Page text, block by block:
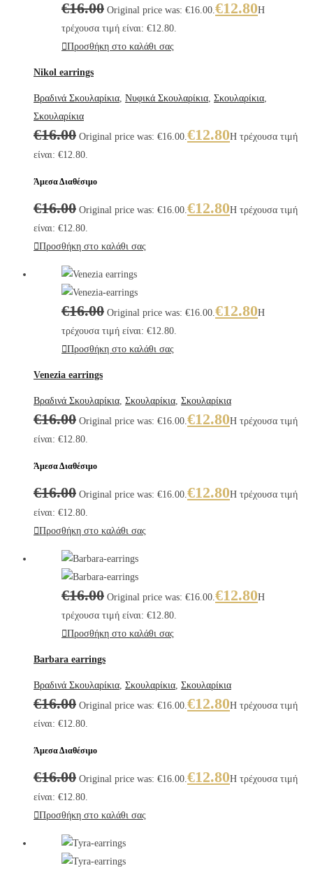
€16.00 Original price was: €16.00.€12.80Η
τρέχουσα τιμή είναι: €12.80.
Προσθήκη στο καλάθι σας
Nikol earrings
Βραδινά Σκουλαρίκια, Νυφικά Σκουλαρίκια, Σκουλαρίκια,
Σκουλαρίκια
€16.00 Original price was: €16.00.€12.80Η τρέχουσα τιμή
είναι: €12.80.
Άμεσα Διαθέσιμο
€16.00 Original price was: €16.00.€12.80Η τρέχουσα τιμή
είναι: €12.80.
Προσθήκη στο καλάθι σας
€16.00 Original price was: €16.00.€12.80Η
τρέχουσα τιμή είναι: €12.80.
Προσθήκη στο καλάθι σας
Venezia earrings
Βραδινά Σκουλαρίκια, Σκουλαρίκια, Σκουλαρίκια
€16.00 Original price was: €16.00.€12.80Η τρέχουσα τιμή
είναι: €12.80.
Άμεσα Διαθέσιμο
€16.00 Original price was: €16.00.€12.80Η τρέχουσα τιμή
είναι: €12.80.
Προσθήκη στο καλάθι σας
€16.00 Original price was: €16.00.€12.80Η
τρέχουσα τιμή είναι: €12.80.
Προσθήκη στο καλάθι σας
Barbara earrings
Βραδινά Σκουλαρίκια, Σκουλαρίκια, Σκουλαρίκια
€16.00 Original price was: €16.00.€12.80Η τρέχουσα τιμή
είναι: €12.80.
Άμεσα Διαθέσιμο
€16.00 Original price was: €16.00.€12.80Η τρέχουσα τιμή
είναι: €12.80.
Προσθήκη στο καλάθι σας